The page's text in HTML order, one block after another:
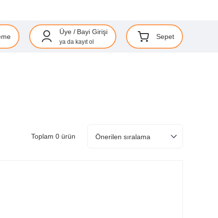
Üye / Bayi Girişi
ya da kayıt ol
Sepet
Toplam 0 ürün